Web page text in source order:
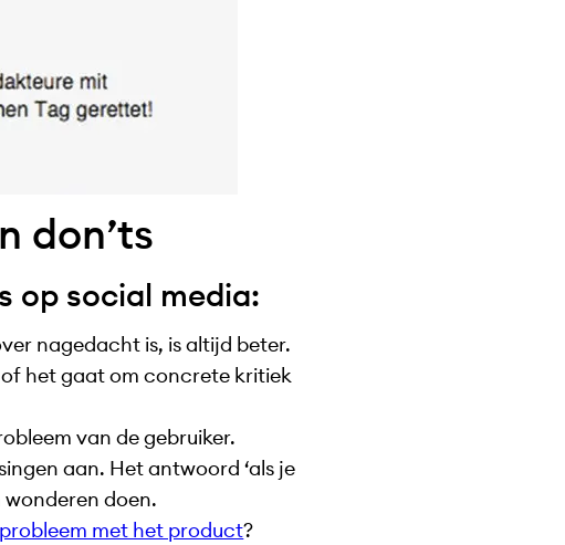
don’ts
op social media:
nagedacht is, is altijd beter.
het gaat om concrete kritiek
van de gebruiker.
aan. Het antwoord ‘als je
wonderen doen.
probleem met het product?